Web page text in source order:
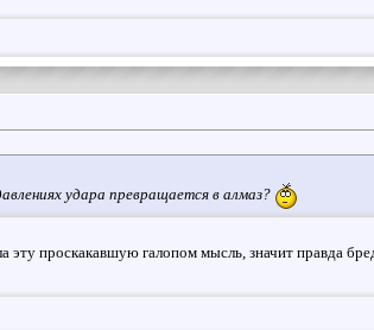
удара превращается в алмаз?
эту проскакавшую галопом мысль, значит правда